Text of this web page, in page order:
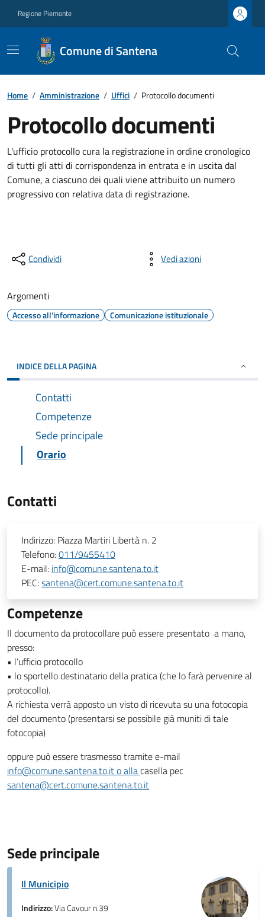
Regione Piemonte
Comune di Santena
Home / Amministrazione / Uffici / Protocollo documenti
Protocollo documenti
L'ufficio protocollo cura la registrazione in ordine cronologico
di tutti gli atti di corrispondenza in entrata e in uscita dal
Comune, a ciascuno dei quali viene attribuito un numero
progressivo con relativa data di registrazione.
Condividi Vedi azioni
Argomenti
Accesso all'informazione Comunicazione istituzionale
INDICE DELLA PAGINA
Contatti
Competenze
Sede principale
Orario
Contatti
Indirizzo: Piazza Martiri Libertà n. 2
Telefono:011/9455410
E-mail: info@comune.santena.to.it
PEC:santena@cert.comune.santena.to.it
Competenze
Il documento da protocollare può essere presentato a mano,
presso:
• l’ufficio protocollo
• lo sportello destinatario della pratica (che lo farà pervenire al
protocollo).
A richiesta verrà apposto un visto di ricevuta su una fotocopia
del documento (presentarsi se possibile già muniti di tale
fotocopia)
oppure può essere trasmesso tramite e-mail
info@comune.santena.to.it o allacasella pec
santena@cert.comune.santena.to.it
Sede principale
Il Municipio
Indirizzo:Via Cavour n.39